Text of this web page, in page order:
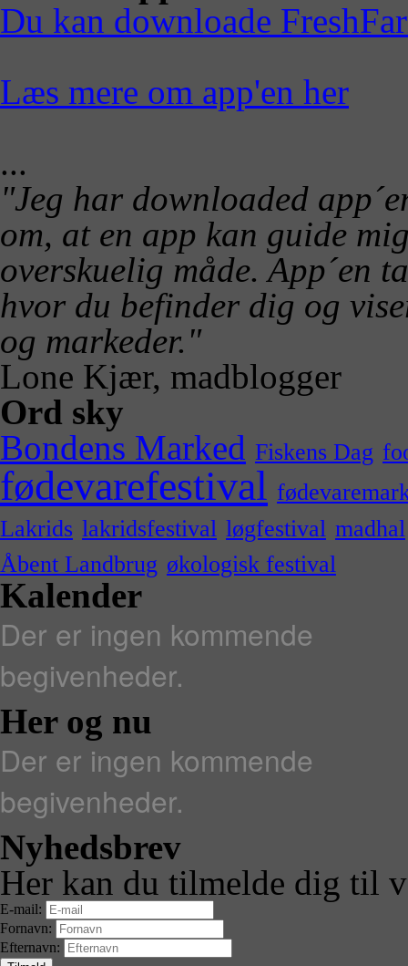
Du kan downloade
Læs mere om app'en her
...
"Jeg har downloaded
om, at en app kan guide
overskuelig måde. App´en
hvor du befinder dig og
og markeder."
Lone Kjær, madblogger
Ord sky
Bondens Marked Fiskens Dag
fødevarefestival
Lakrids lakridsfestival løgfestival madhal
Åbent Landbrug økologisk festival
Kalender
Der er ingen kommende
begivenheder.
Her og nu
Der er ingen kommende
begivenheder.
Nyhedsbrev
Her kan du tilmelde dig til
E-mail:
Fornavn:
Efternavn: